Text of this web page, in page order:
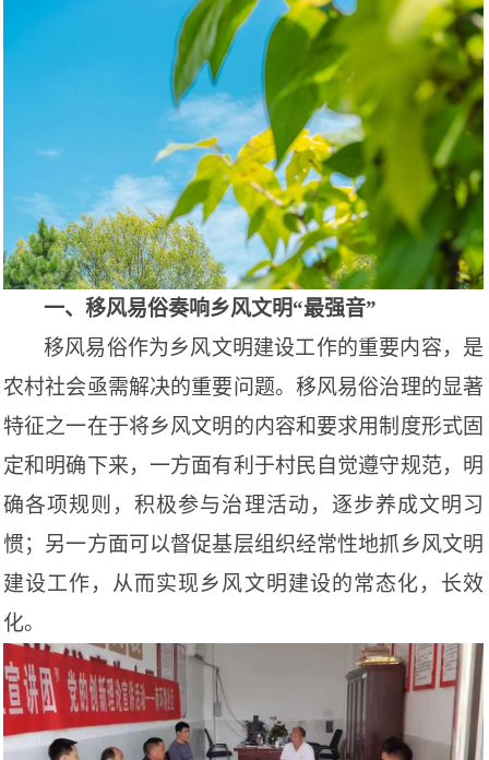
一、移风易俗奏响乡风文明“最强音”
移风易俗作为乡风文明建设工作的重要内容，是
农村社会亟需解决的重要问题。移风易俗治理的显著
特征之一在于将乡风文明的内容和要求用制度形式固
定和明确下来，一方面有利于村民自觉遵守规范，明
确各项规则，积极参与治理活动，逐步养成文明习
惯；另一方面可以督促基层组织经常性地抓乡风文明
建设工作，从而实现乡风文明建设的常态化，长效
化。